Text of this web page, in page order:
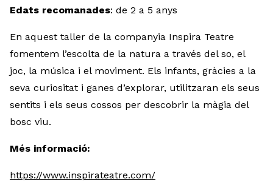
Edats recomanades: de 2 a 5 anys
En aquest taller de la companyia Inspira Teatre
fomentem l’escolta de la natura a través del so, el
joc, la música i el moviment. Els infants, gràcies a la
seva curiositat i ganes d’explorar, utilitzaran els seus
sentits i els seus cossos per descobrir la màgia del
bosc viu.
Més informació:
https://www.inspirateatre.com/